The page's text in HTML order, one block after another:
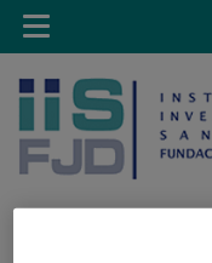
Jump to content
Toggle
navigation